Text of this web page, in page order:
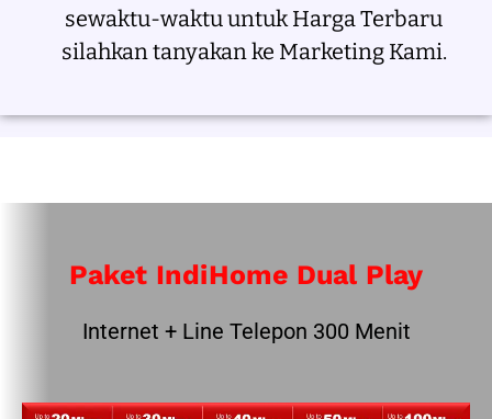
sewaktu-waktu untuk Harga Terbaru
silahkan tanyakan ke Marketing Kami.
Paket IndiHome Dual Play
Internet + Line Telepon 300 Menit